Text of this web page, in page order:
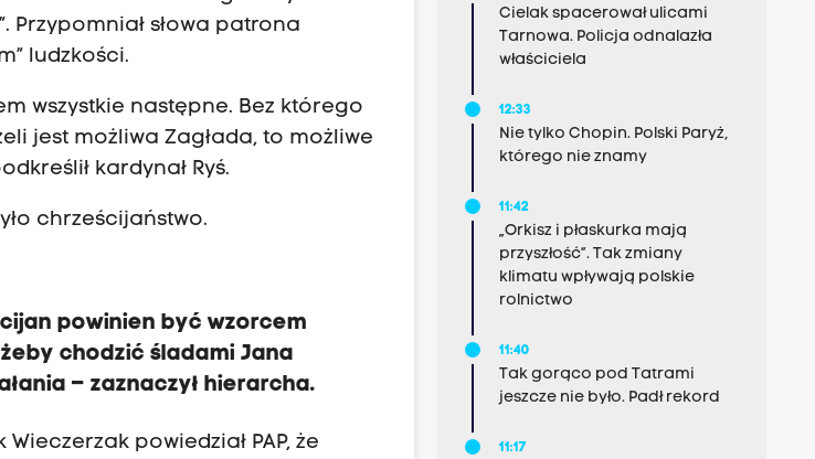
Przypomniał słowa patrona
ludzkości.
wszystkie następne. Bez którego
jest możliwa Zagłada, to możliwe
kardynał Ryś.
chrześcijaństwo.
powinien być wzorcem
chodzić śladami Jana
– zaznaczył hierarcha.
powiedział PAP, że
Cielak spacerował ulicami
Tarnowa. Policja odnalazła
właściciela
12:33
Nie tylko Chopin. Polski Paryż,
którego nie znamy
11:42
„Orkisz i płaskurka mają
przyszłość”. Tak zmiany
klimatu wpływają polskie
rolnictwo
11:40
Tak gorąco pod Tatrami
jeszcze nie było. Padł rekord
11:17